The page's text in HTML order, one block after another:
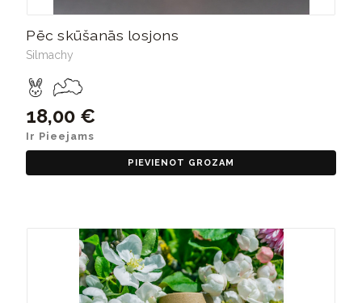
Pēc skūšanās losjons
Silmachy
18,00 €
Ir Pieejams
PIEVIENOT GROZAM